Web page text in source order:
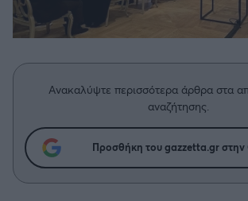
Δημήτρης Τσορμπατζόγλου
Άρης
Λεβαδειακός
Βόλος
Συνεντεύξεις
Μεγάλη μου Αγάπη
Ανακαλύψτε περισσότερα άρθρα στα
αναζήτησης.
Προσθήκη του gazzetta.gr